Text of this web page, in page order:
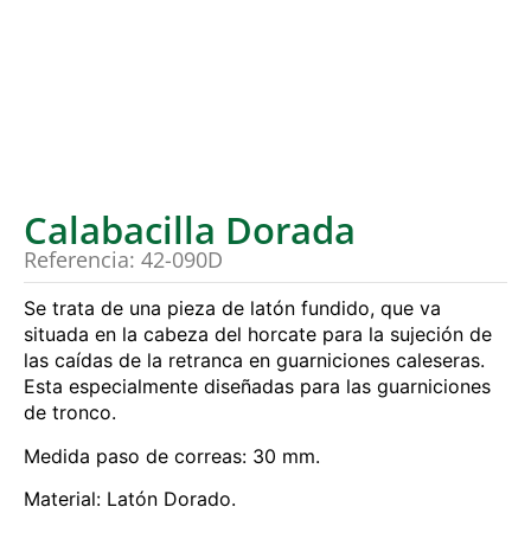
Calabacilla Dorada
Referencia: 42-090D
Se trata de una pieza de latón fundido, que va
situada en la cabeza del horcate para la sujeción de
las caídas de la retranca en guarniciones caleseras.
Esta especialmente diseñadas para las guarniciones
de tronco.
Medida paso de correas: 30 mm.
Material: Latón Dorado.